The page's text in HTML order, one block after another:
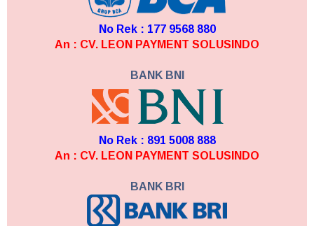
No Rek : 177 9568 880
An : CV. LEON PAYMENT SOLUSINDO
BANK BNI
No Rek : 891 5008 888
An : CV. LEON PAYMENT SOLUSINDO
BANK BRI